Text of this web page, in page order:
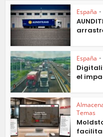
España •
España •
el
Temas